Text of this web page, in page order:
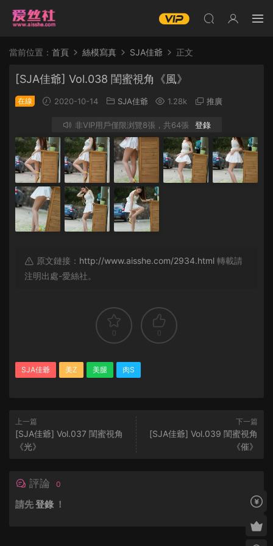
當前位置： 首頁 絲模寫真 SJA佳爺 正文
[SJA佳爺] Vol.038 閨蜜視角《風》
在線 2020-10-14 SJA佳爺 1.28k 推廣
非VIP用戶僅限浏覽8張，共64張 登錄
原文鏈接： http://www.aisshe.com/2934.html 轉載請
注明出處-愛絲社。
0 0
SJA佳爺 美Z 美腿 肉S
上一篇
[SJA佳爺] Vol.037 閨蜜視角
《光》
下一篇
[SJA佳爺] Vol.039 閨蜜視角
《催》
評論 0
請先登錄 ！